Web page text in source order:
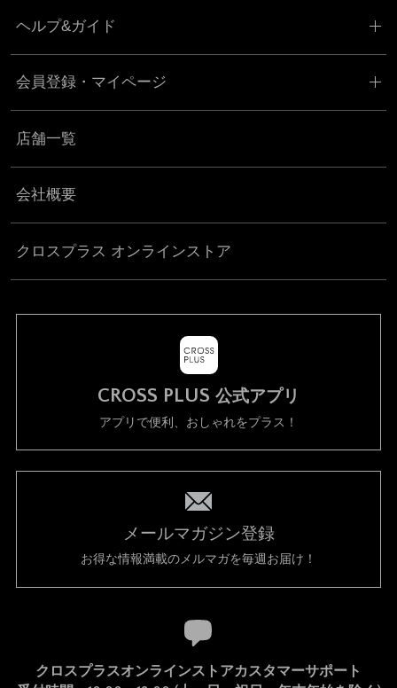
ヘルプ&ガイド
会員登録・マイページ
店舗一覧
会社概要
クロスプラス オンラインストア
CROSS PLUS 公式アプリ
アプリで便利、おしゃれをプラス！
メールマガジン登録
お得な情報満載のメルマガを毎週お届け！
クロスプラスオンラインストアカスタマーサポート